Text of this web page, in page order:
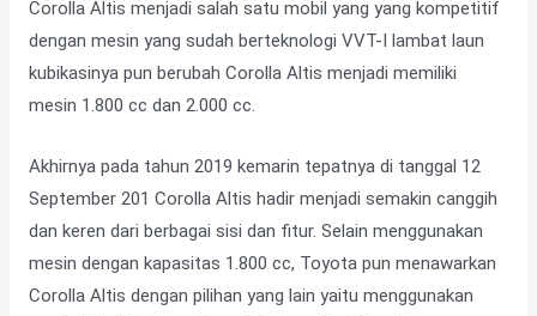
Corolla Altis menjadi salah satu mobil yang yang kompetitif
dengan mesin yang sudah berteknologi VVT-I lambat laun
kubikasinya pun berubah Corolla Altis menjadi memiliki
mesin 1.800 cc dan 2.000 cc.
Akhirnya pada tahun 2019 kemarin tepatnya di tanggal 12
September 201 Corolla Altis hadir menjadi semakin canggih
dan keren dari berbagai sisi dan fitur. Selain menggunakan
mesin dengan kapasitas 1.800 cc, Toyota pun menawarkan
Corolla Altis dengan pilihan yang lain yaitu menggunakan